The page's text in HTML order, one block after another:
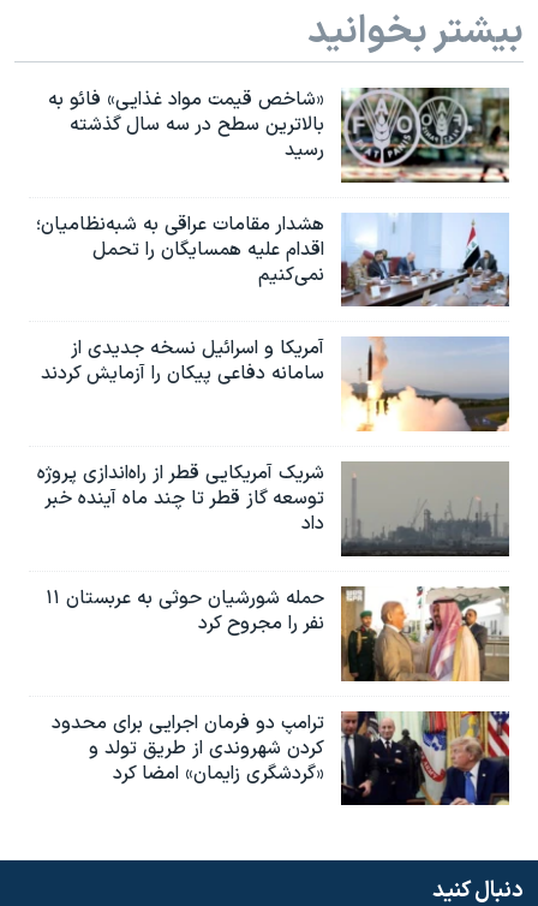
بیشتر بخوانید
«شاخص قیمت مواد غذایی» فائو به
بالاترین سطح در سه سال گذشته
رسید
هشدار مقامات عراقی به شبه‌نظامیان؛
اقدام علیه همسایگان را تحمل
نمی‌کنیم
آمریکا و اسرائیل نسخه جدیدی از
سامانه دفاعی پیکان را آزمایش کردند
شریک آمریکایی قطر از راه‌اندازی پروژه
توسعه گاز قطر تا چند ماه آینده خبر
داد
حمله شورشیان حوثی به عربستان ۱۱
نفر را مجروح کرد
ترامپ دو فرمان اجرایی برای محدود
کردن شهروندی از طریق تولد و
«گردشگری زایمان» امضا کرد
دنبال کنید